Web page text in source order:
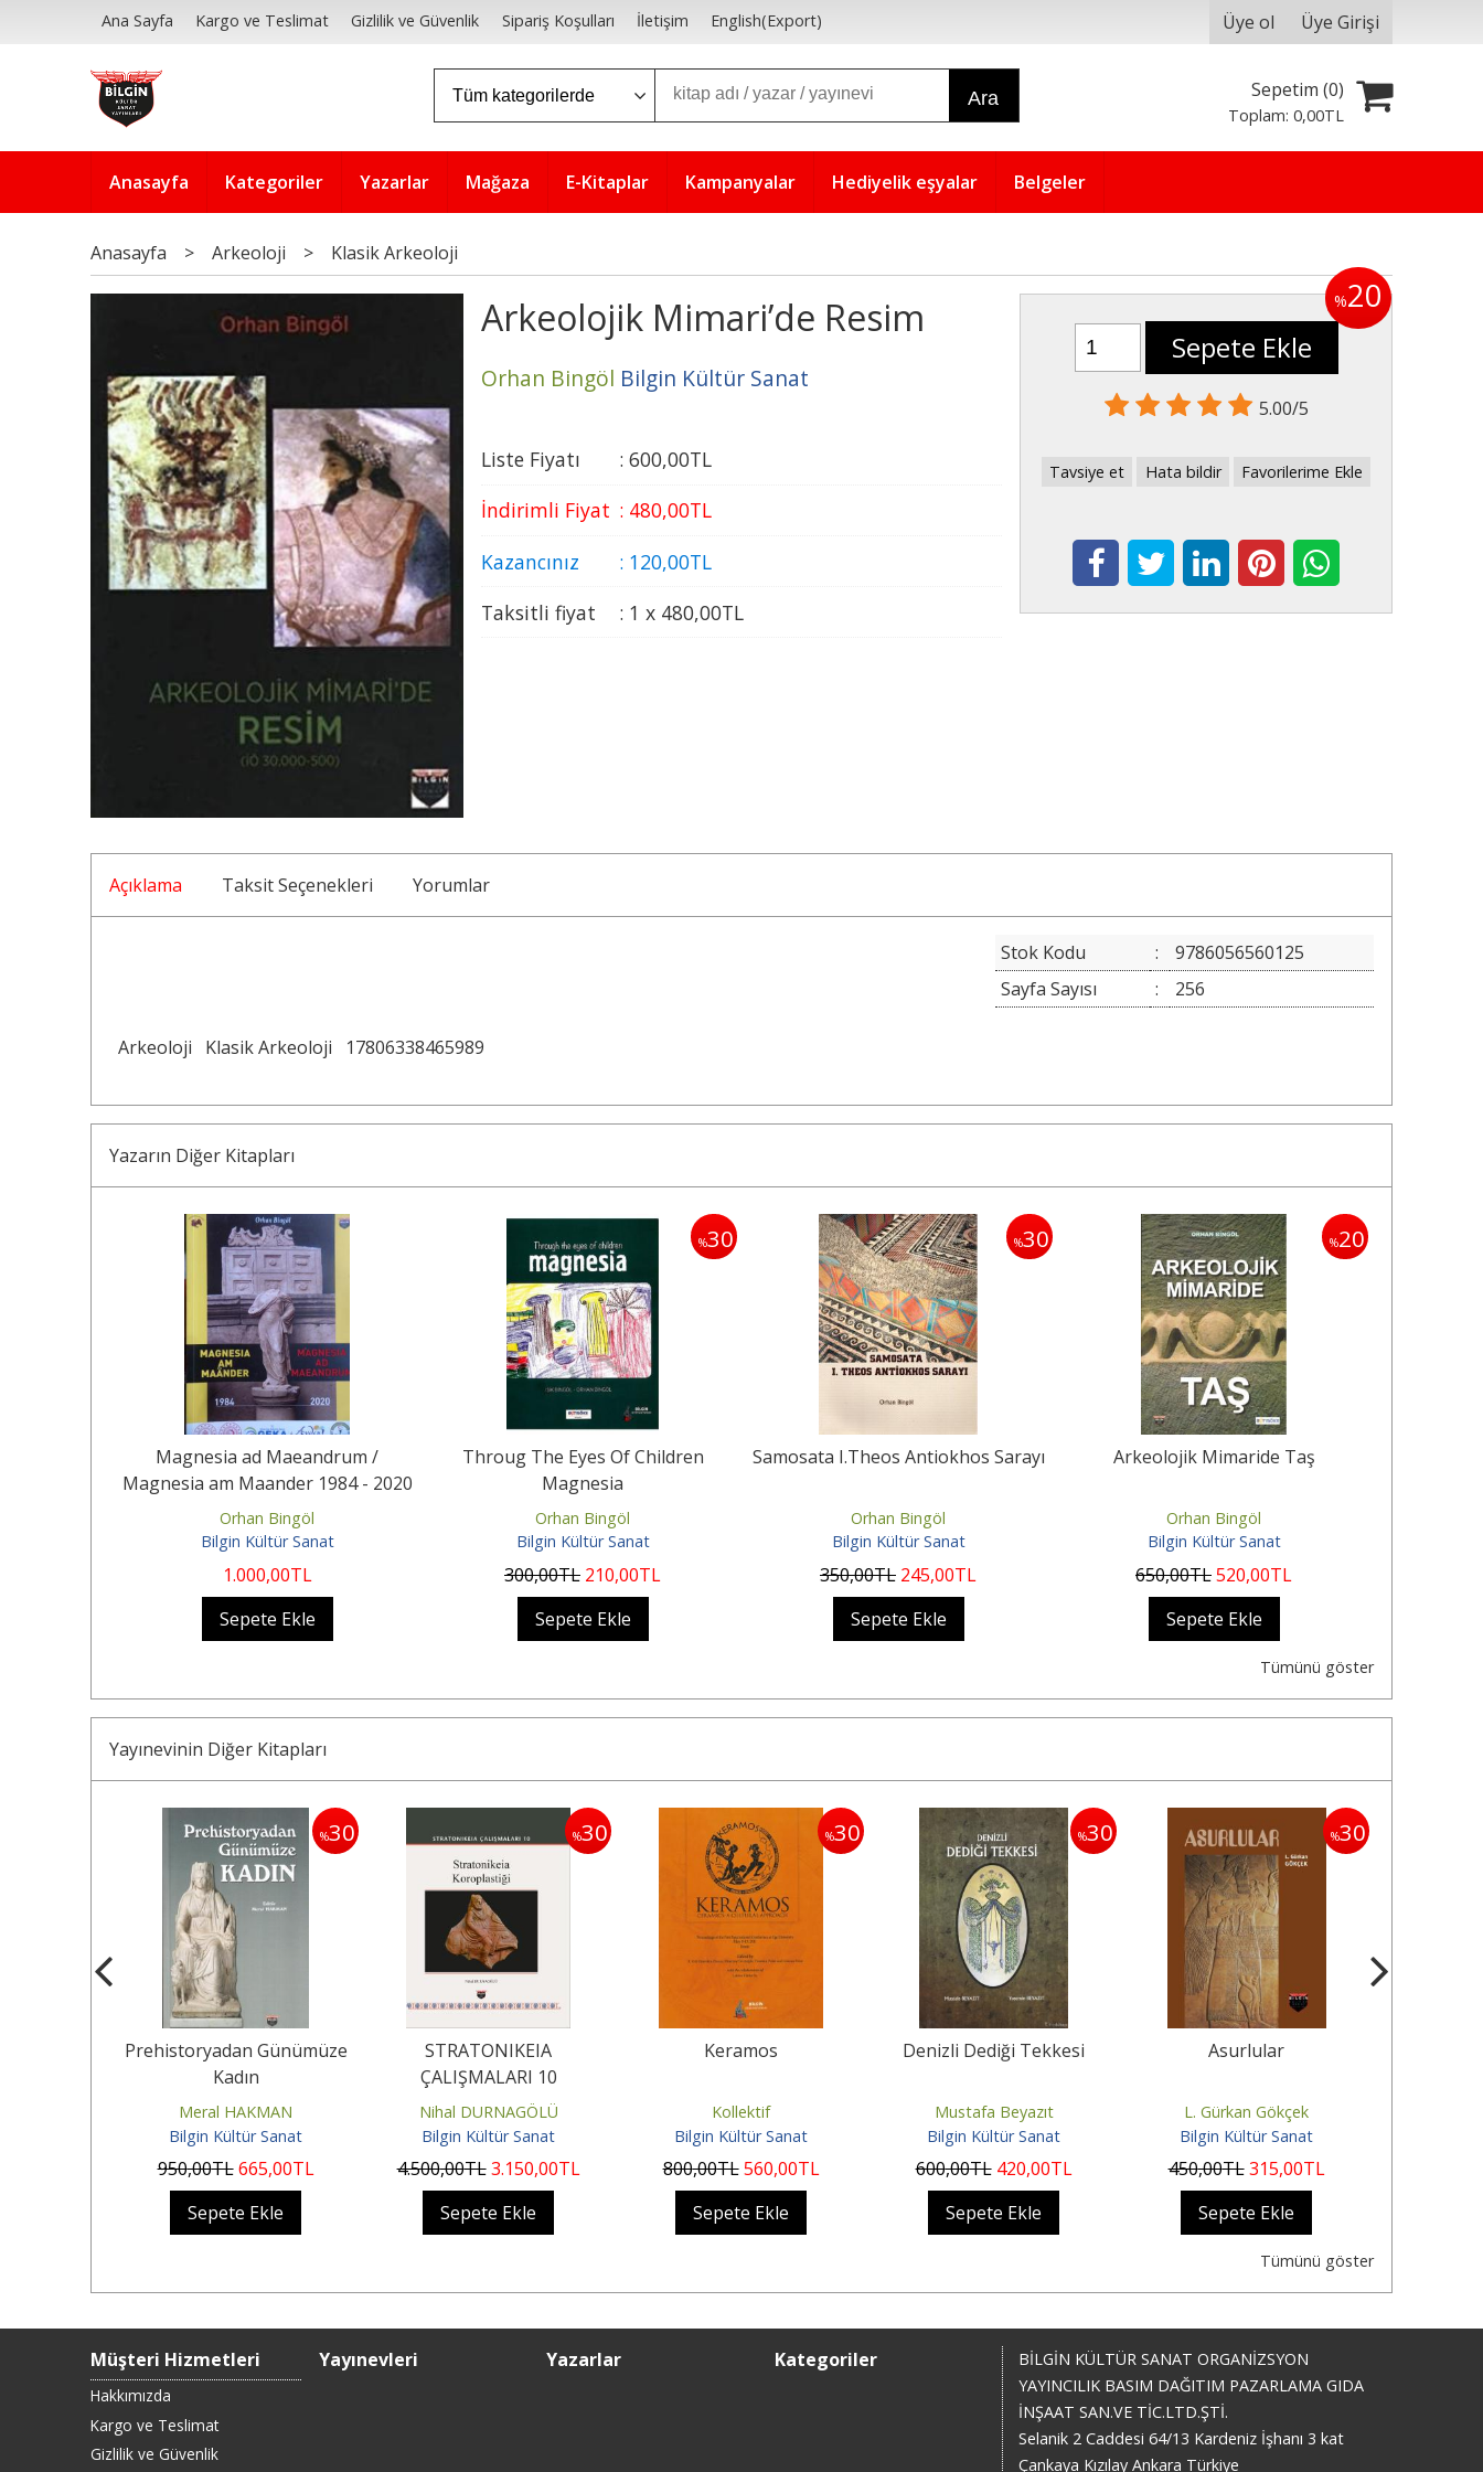
Ana Sayfa Kargo ve Teslimat Gizlilik ve Güvenlik Sipariş Koşulları İletişim English(Export) Üye ol Üye Girişi
Ara Sepetim (0)
Toplam:0,00TL
Anasayfa Kategoriler Yazarlar Mağaza E-Kitaplar Kampanyalar Hediyelik eşyalar Belgeler
Anasayfa > Arkeoloji > Klasik Arkeoloji
Arkeolojik Mimari’de Resim
Orhan Bingöl Bilgin Kültür Sanat
Liste Fiyatı : 600,00TL
İndirimli Fiyat : 480,00TL
Kazancınız
: 120,00TL
Taksitli fiyat
: 1 x 480,00TL
%20
Sepete Ekle
5.00/5
Tavsiye et Hata bildir Favorilerime Ekle
Açıklama Taksit Seçenekleri Yorumlar
Stok Kodu :
9786056560125
Sayfa Sayısı
: 256
Arkeoloji Klasik Arkeoloji 17806338465989
Yazarın Diğer Kitapları
Magnesia ad Maeandrum /
Magnesia am Maander 1984 - 2020
Orhan Bingöl
Bilgin Kültür Sanat
1.000,00TL
Sepete Ekle
%30
Throug The Eyes Of Children
Magnesia
Orhan Bingöl
Bilgin Kültür Sanat
300,00TL 210,00TL
Sepete Ekle
%30
Samosata I.Theos Antiokhos Sarayı
Orhan Bingöl
Bilgin Kültür Sanat
350,00TL 245,00TL
Sepete Ekle
%20
Arkeolojik Mimaride Taş
Orhan Bingöl
Bilgin Kültür Sanat
650,00TL520,00TL
Sepete Ekle
Tümünü göster
Yayınevinin Diğer Kitapları
%30
Prehistoryadan Günümüze
Kadın
Meral HAKMAN
Bilgin Kültür Sanat
950,00TL 665,00TL
Sepete Ekle
%30
STRATONIKEIA
ÇALIŞMALARI 10
Nihal DURNAGÖLÜ
Bilgin Kültür Sanat
4.500,00TL 3.150,00TL
Sepete Ekle
%30
Keramos
Kollektif
Bilgin Kültür Sanat
800,00TL 560,00TL
Sepete Ekle
%30
Denizli Dediği Tekkesi
Mustafa Beyazıt
Bilgin Kültür Sanat
600,00TL 420,00TL
Sepete Ekle
%30
Asurlular
L. Gürkan Gökçek
Bilgin Kültür Sanat
450,00TL 315,00TL
Sepete Ekle
Tümünü göster
Müşteri Hizmetleri
Hakkımızda
Kargo ve Teslimat
Gizlilik ve Güvenlik
Yayınevleri Yazarlar Kategoriler
BİLGİN KÜLTÜR SANAT ORGANİZSYON
YAYINCILIK BASIM DAĞITIM PAZARLAMA GIDA
İNŞAAT SAN.VE TİC.LTD.ŞTİ.
Selanik 2 Caddesi 64/13 Kardeniz İşhanı 3 kat
Çankaya Kızılay Ankara Türkiye